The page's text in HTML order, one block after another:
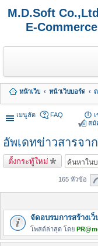
M.D.Soft
E-
หน้าเว็บ หน้าเว็บบอร์ด
เมนูลัด
FAQ
สมั
อัพเดทข่าวสารจา
ตั้งกระทู้ใหม่
165 หัวข้อ
จัดอบรมการสร้างเ
โพสต์ล่าสุด โดย